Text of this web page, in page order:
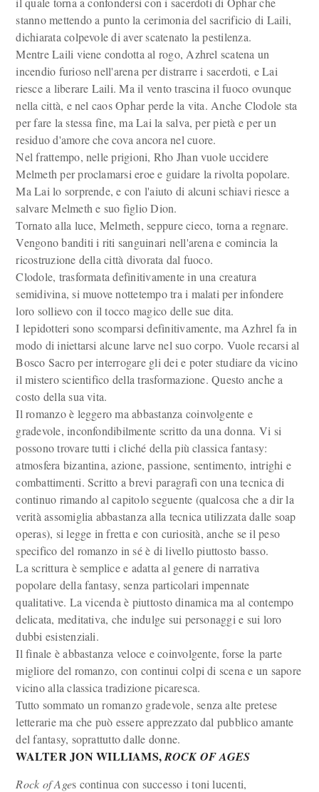
stanno mettendo a punto la cerimonia del sacrificio di Laili,
dichiarata colpevole di aver scatenato la pestilenza.
Mentre Laili viene condotta al rogo, Azhrel scatena un
incendio furioso nell'arena per distrarre i sacerdoti, e Lai
riesce a liberare Laili. Ma il vento trascina il fuoco ovunque
nella città, e nel caos Ophar perde la vita. Anche Clodole sta
per fare la stessa fine, ma Lai la salva, per pietà e per un
residuo d'amore che cova ancora nel cuore.
Nel frattempo, nelle prigioni, Rho Jhan vuole uccidere
Melmeth per proclamarsi eroe e guidare la rivolta popolare.
Ma Lai lo sorprende, e con l'aiuto di alcuni schiavi riesce a
salvare Melmeth e suo figlio Dion.
Tornato alla luce, Melmeth, seppure cieco, torna a regnare.
Vengono banditi i riti sanguinari nell'arena e comincia la
ricostruzione della città divorata dal fuoco.
Clodole, trasformata definitivamente in una creatura
semidivina, si muove nottetempo tra i malati per infondere
loro sollievo con il tocco magico delle sue dita.
I lepidotteri sono scomparsi definitivamente, ma Azhrel fa in
modo di iniettarsi alcune larve nel suo corpo. Vuole recarsi al
Bosco Sacro per interrogare gli dei e poter studiare da vicino
il mistero scientifico della trasformazione. Questo anche a
costo della sua vita.
Il romanzo è leggero ma abbastanza coinvolgente e
gradevole, inconfondibilmente scritto da una donna. Vi si
possono trovare tutti i cliché della più classica fantasy:
atmosfera bizantina, azione, passione, sentimento, intrighi e
combattimenti. Scritto a brevi paragrafi con una tecnica di
continuo rimando al capitolo seguente (qualcosa che a dir la
verità assomiglia abbastanza alla tecnica utilizzata dalle soap
operas), si legge in fretta e con curiosità, anche se il peso
specifico del romanzo in sé è di livello piuttosto basso.
La scrittura è semplice e adatta al genere di narrativa
popolare della fantasy, senza particolari impennate
qualitative. La vicenda è piuttosto dinamica ma al contempo
delicata, meditativa, che indulge sui personaggi e sui loro
dubbi esistenziali.
Il finale è abbastanza veloce e coinvolgente, forse la parte
migliore del romanzo, con continui colpi di scena e un sapore
vicino alla classica tradizione picaresca.
Tutto sommato un romanzo gradevole, senza alte pretese
letterarie ma che può essere apprezzato dal pubblico amante
del fantasy, soprattutto dalle donne.
WALTER JON WILLIAMS,ROCK OF AGES
Rock of Ages continua con successo i toni lucenti,